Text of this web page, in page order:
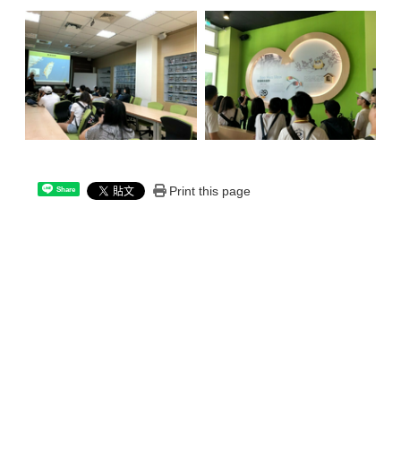
Share Print this page